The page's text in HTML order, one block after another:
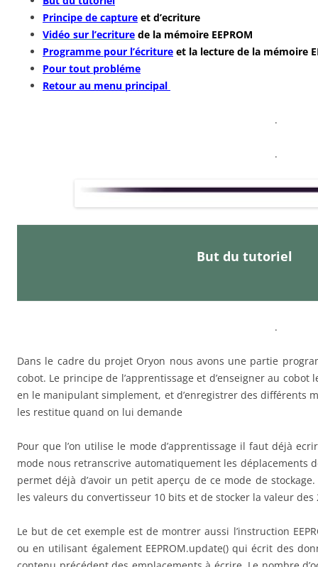
Principe de capture et d’ecriture
Vidéo sur l’ecriture de la mémoire EEPROM
Programme pour l’écriture et la lecture de la mémoire
Pour tout probléme
Retour au menu principal
.
.
But du tutoriel
.
Dans le cadre du projet Oryon nous avons une partie
cobot. Le principe de l’apprentissage et d’enseigner au cobot
en le manipulant simplement, et d’enregistrer des différents
les restitue quand on lui demande
Pour que l’on utilise le mode d’apprentissage il faut déjà
mode nous retranscrive automatiquement les déplacements
permet déjà d’avoir un petit aperçu de ce mode de
les valeurs du convertisseur 10 bits et de stocker la valeur
Le but de cet exemple est de montrer aussi l’instruction
ou en utilisant également EEPROM.update() qui écrit des